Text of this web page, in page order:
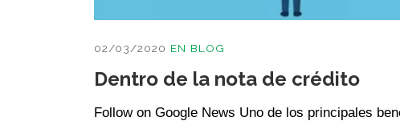
02/03/2020 EN BLOG
Dentro de la nota de crédito
Follow on Google News Uno de los principales